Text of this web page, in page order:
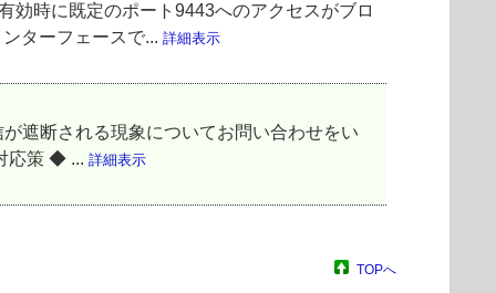
効時に既定のポート9443へのアクセスがブロ
ターフェースで... 詳細表示
遮断される現象についてお問い合わせをい
応策 ◆ ... 詳細表示
TOPへ